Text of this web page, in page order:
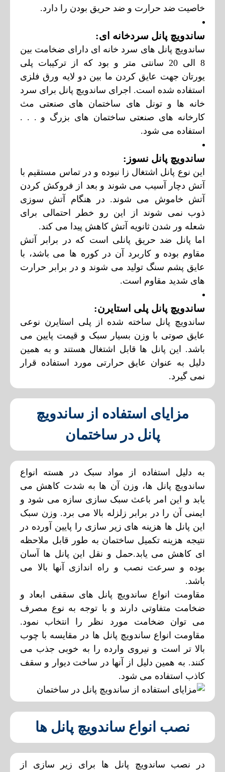
خاصیت ضد حرارت و ضد حریق بودن را دارد.
ساندویچ پانل سردخانه ای:
ساندویچ پانل های سرد خانه ای دارای ضخامت بین
8 الی 20 سانتی متر و بود که از ترکیبات پلی
یورتان جهت عایق کردن ما بین دو لایه ورق فلزی
استفاده شده است. اجرای ساندویچ پانل برای سرد
خانه ها و تونل های ساختمان های صنعتی مث
کارخانه های صنعتی ساختمان های بزرگ و . . .
استفاده می شود.
ساندویچ پانل نسوز:
این نوع پانل اشتغال زا نبوده و در تماس مستقیم با
آتش دچار آسیب می شوند و بعد از فروکش کردن
آتش خاموش می شوند. در هنگام آتش سوزی
ذوب نمی شوند از این رو خطر احتمالی برای
شعله ور شدن ثانویه آتش کاهش پیدا می کند.
اما پانل ضد حریق پانلی است که در برابر آتش
مقاوم بوده و کاربرد آن در کوره ها می باشد، با
عایق پشم سنگ تولید می شوند و در برابر حرارت
های شدید مقاوم است.
ساندویچ پانل پلی استایرن:
ساندویچ پانل ساخته شده از پلی استایرن نوعی
عایق صوتی با وزن بسیار سبک و قیمت پایین می
باشد. این پانل ها قابل اشتغال هستند و به همین
دلیل به عنوان عایق حرارتی مورد استفاده قرار
نمی گیرد.
مزایای استفاده از ساندویچ
پانل در ساختمان
به دلیل استفاده از مواد سبک در هسته انواع
ساندویچ پانل ها، وزن آن ها به شدت کاهش می
یابد و این امر باعث سبک سازی سازه می شود و
ایمنی آن را در برابر زلزله بالا می برد. وزن سبک
این پانل ها هزینه های زیر سازی را پایین آورده در
نتیجه هزینه تکمیل ساختمان به طور قابل ملاحظه
ای کاهش می یابد.حمل و نقل این پانل ها آسان
بوده و سرعت نصب و راه اندازی آنها بالا می
باشد.
مقاومت انواع ساندویچ پانل های سقفی ابعاد و
ضخامت متفاوتی دارند و با توجه به نوع مصرف
می توان ضخامت مورد نظر را انتخاب نمود.
مقاومت انواع ساندویچ پانل ها در مقایسه با چوب
بالا تر است و نیروی وارده را به خوبی جذب می
کنند. به همین دلیل از آنها در ساخت دیوار و سقف
کاذب استفاده می شود.
نصب انواع ساندویچ پانل ها
در نصب ساندویچ پانل ها برای زیر سازی از